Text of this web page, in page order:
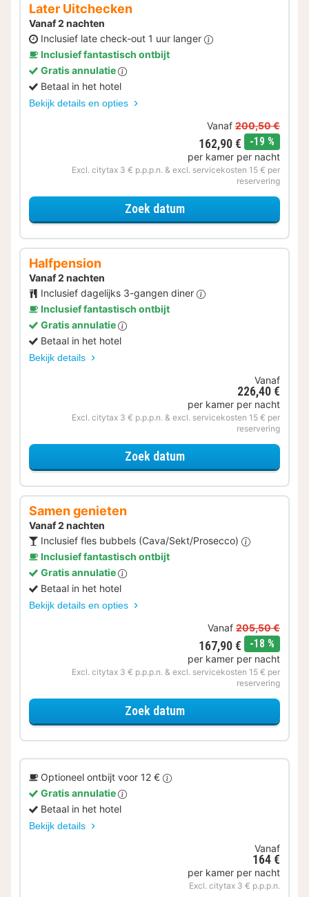
Later Uitchecken
Vanaf 2 nachten
Inclusief late check-out 1 uur langer
Inclusief fantastisch ontbijt
Gratis annulatie
Betaal in het hotel
Bekijk details en opties
Vanaf 200,50 €
162,90 € -19 %
per kamer per nacht
Excl. citytax 3 € p.p.p.n. & excl. servicekosten 15 € per
reservering
Zoek datumvoor Later Uitchecken
Halfpension
Vanaf 2 nachten
Inclusief dagelijks 3-gangen diner
Inclusief fantastisch ontbijt
Gratis annulatie
Betaal in het hotel
Bekijk details
Vanaf
226,40 €
per kamer per nacht
Excl. citytax 3 € p.p.p.n. & excl. servicekosten 15 € per
reservering
Zoek datumvoor Halfpension
Samen genieten
Vanaf 2 nachten
Inclusief fles bubbels (Cava/Sekt/Prosecco)
Inclusief fantastisch ontbijt
Gratis annulatie
Betaal in het hotel
Bekijk details en opties
Vanaf 205,50 €
167,90 € -18 %
per kamer per nacht
Excl. citytax 3 € p.p.p.n. & excl. servicekosten 15 € per
reservering
Zoek datumvoor Samen genieten
Optioneel ontbijt voor 12 €
Gratis annulatie
Betaal in het hotel
Bekijk details
Vanaf
164 €
per kamer per nacht
Excl. citytax 3 € p.p.p.n.